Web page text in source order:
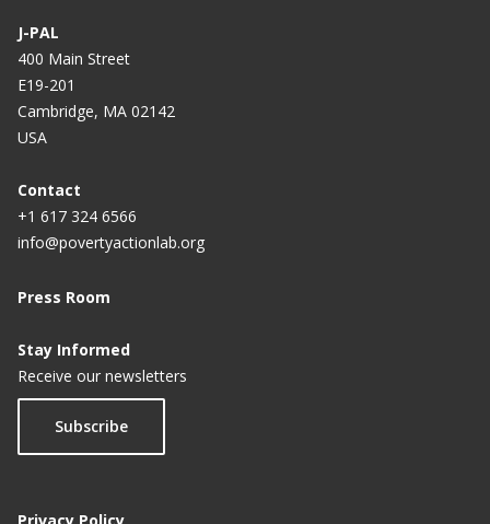
J-PAL
400 Main Street
E19-201
Cambridge, MA 02142
USA
Contact
+1 617 324 6566
info@povertyactionlab.org
Press Room
Stay Informed
Receive our newsletters
Subscribe